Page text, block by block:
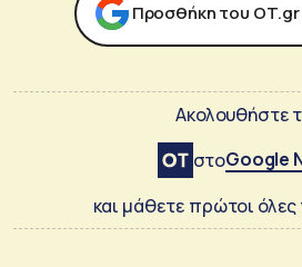
Προσθήκη του
Ακολουθήστε
στοGoogle
και μάθετε πρώτοι όλες